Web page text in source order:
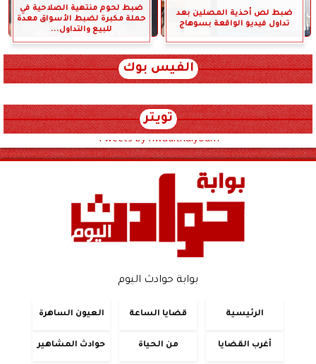
ضبط لص أحذية المصلين بعد
تداول فيديو الواقعة بسوهاج
ضبط لحوم منتهية الصلاحية في
حملة مكبرة لضبط الأسواق معدة
للبيع والتداول...
الفيس بوك
تويتر
Tweets by hwadithalyoum
بوابة حوادث اليوم
الرئيسية قضايا الساعة العيون الساهرة
أغرب القضايا من الحياة حوادث المشاهير